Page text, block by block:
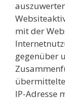
mit der
gegenüber
IP-Adresse